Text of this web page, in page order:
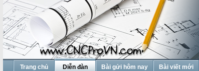
Trang chủ Diễn đàn Bài gửi hôm nay Bài viết mới